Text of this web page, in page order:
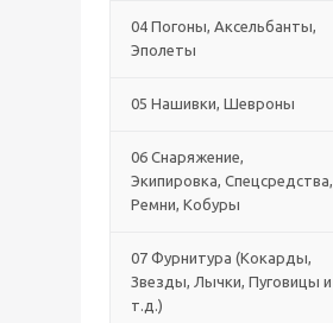
04 Погоны, Аксельбанты,
Эполеты
05 Нашивки, Шевроны
06 Снаряжение,
Экипировка, Спецсредства,
Ремни, Кобуры
07 Фурнитура (Кокарды,
Звезды, Лычки, Пуговицы и
т.д.)